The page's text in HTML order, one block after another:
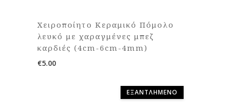
Χειροποίητο Κεραμικό Πόμολο
λευκό με χαραγμένες μπεζ
καρδιές (4cm-6cm-4mm)
€5.00
ΕΞΑΝΤΛΗΜΈΝΟ